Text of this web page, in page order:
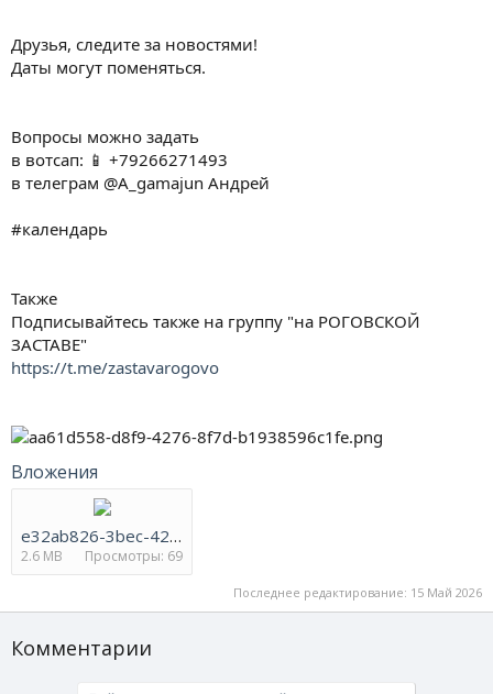
Друзья, следите за новостями!
Даты могут поменяться.
Вопросы можно задать
в вотсап: 📱 +79266271493
в телеграм @A_gamajun Андрей
#календарь
Также
Подписывайтесь также на группу "на РОГОВСКОЙ
ЗАСТАВЕ"
https://t.me/zastavarogovo
Вложения
e32ab826-3bec-4236-9773-9841bb9164c3.png
2.6 MB Просмотры: 69
Последнее редактирование: 15 Май 2026
Комментарии